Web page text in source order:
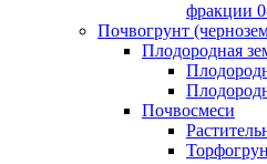
фракции
Почвогрунт
Плодородная
Почвосмеси